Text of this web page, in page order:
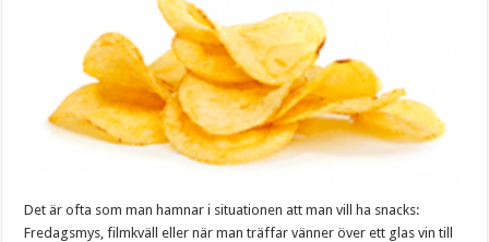
Det är ofta som man hamnar i situationen att man vill ha snacks:
Fredagsmys, filmkväll eller när man träffar vänner över ett glas vin till